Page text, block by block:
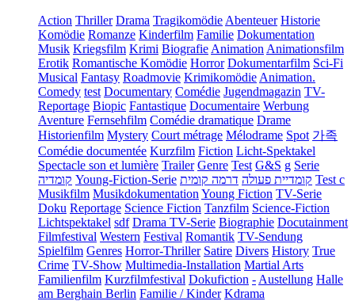
Action Thriller Drama Tragikomödie Abenteuer Historie
Komödie Romanze Kinderfilm Familie Dokumentation
Musik Kriegsfilm Krimi Biografie Animation Animationsfilm
Erotik Romantische Komödie Horror Dokumentarfilm Sci-Fi
Musical Fantasy Roadmovie Krimikomödie Animation.
Comedy test Documentary Comédie Jugendmagazin TV-
Reportage Biopic Fantastique Documentaire Werbung
Aventure Fernsehfilm Comédie dramatique Drame
Historienfilm Mystery Court métrage Mélodrame Spot 가족
Comédie documentée Kurzfilm Fiction Licht-Spektakel
Spectacle son et lumière Trailer Genre Test G&S g Serie
קומדיה Young-Fiction-Serie קומדיית פעולה דרמה קומית
Test c
Musikfilm Musikdokumentation Young Fiction TV-Serie
Doku Reportage Science Fiction Tanzfilm Science-Fiction
Lichtspektakel sdf Drama TV-Serie Biographie Docutainment
Filmfestival Western Festival Romantik TV-Sendung
Spielfilm Genres Horror-Thriller Satire Divers History True
Crime TV-Show Multimedia-Installation Martial Arts
Familienfilm Kurzfilmfestival Dokufiction - Austellung Halle
am Berghain Berlin Familie / Kinder Kdrama